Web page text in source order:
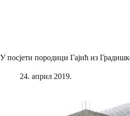
У посјети породици Гајић из
24. април 2019.